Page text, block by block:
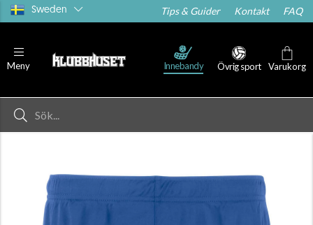
Sweden Tips & Guider Kontakt FAQ
Meny Innebandy Övrig sport Varukorg